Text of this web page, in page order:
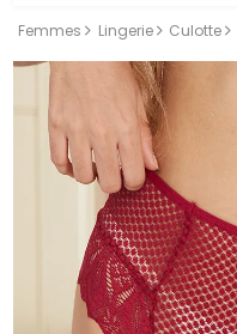
Femmes Lingerie Culotte